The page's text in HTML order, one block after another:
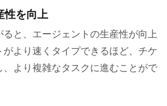
性を向上
と、エージェントの生産性が向上
がより速くタイプできるほど、チケ
、より複雑なタスクに進むことがで